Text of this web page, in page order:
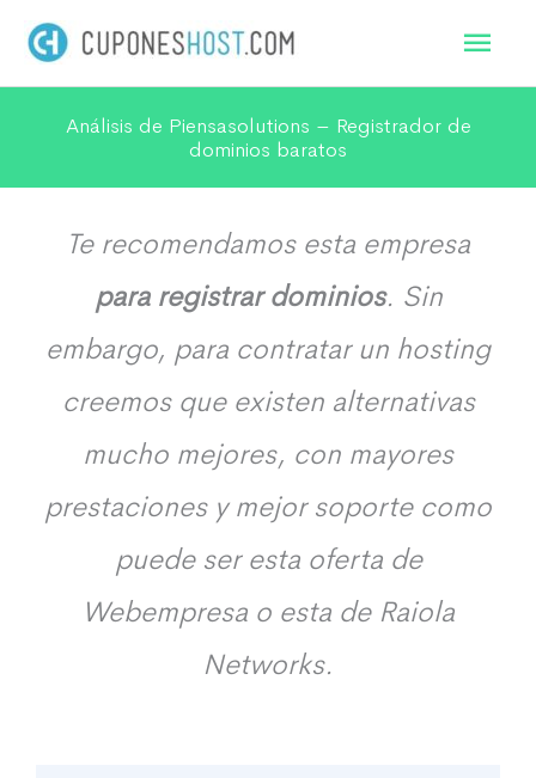
contenido
Análisis de Piensasolutions – Registrador de
dominios baratos
Te recomendamos esta empresa
para registrar dominios. Sin
embargo, para contratar un hosting
creemos que existen alternativas
mucho mejores, con mayores
prestaciones y mejor soporte como
puede ser esta oferta de
Webempresa o esta de Raiola
Networks.